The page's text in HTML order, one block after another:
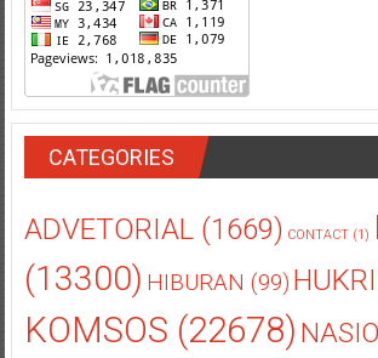
CATEGORIES
ADVETORIAL (1669)
(13300)
HIBURAN (99)